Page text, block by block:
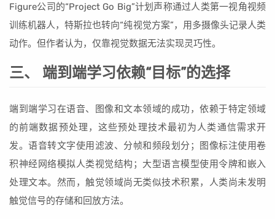
Figure公司的“Project Go Big”计划声称通过人类第一视角视频
训练机器人，特斯拉也转向“纯视觉方案”，用多摄像头记录人类
动作。但作者认为，仅靠视觉数据无法实现灵巧性。
三、 端到端学习依赖“目标”的选择
端到端学习在语音、图像和文本领域的成功，依赖于特定领域
的前端数据预处理，这些预处理技术最初为人类通信需求开
发。语音转文字使用滤波、分帧和频段划分；图像标注使用卷
积神经网络模拟人类视觉结构；大型语言模型使用令牌和嵌入
处理文本。然而，触觉领域尚无类似技术积累，人类尚未发明
触觉信号的存储和回放方法。